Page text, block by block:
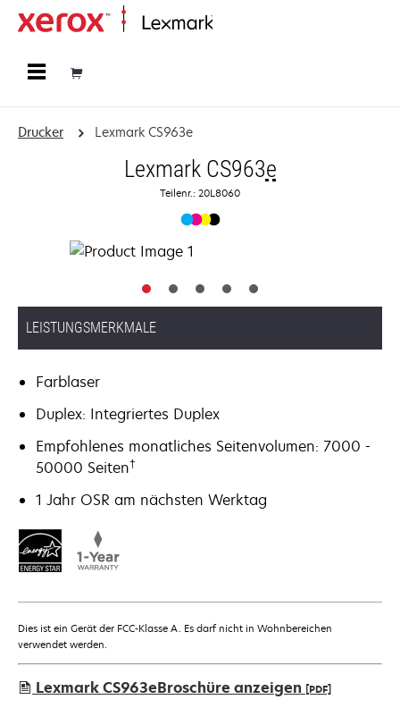
Drucker Lexmark CS963e
Lexmark CS963e
Teilenr.: 20L8060
LEISTUNGSMERKMALE
Farblaser
Duplex: Integriertes Duplex
Empfohlenes monatliches Seitenvolumen: 7000 -
50000 Seiten†
1 Jahr OSR am nächsten Werktag
Dies ist ein Gerät der FCC-Klasse A. Es darf nicht in Wohnbereichen
verwendet werden.
Lexmark CS963eBroschüre anzeigen [PDF]